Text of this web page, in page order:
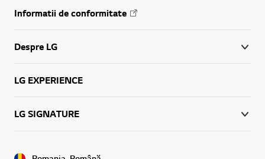
Informatii de conformitate
Despre LG
LG EXPERIENCE
LG SIGNATURE